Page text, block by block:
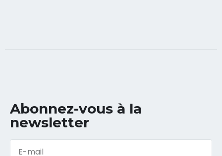
Abonnez-vous à la
newsletter